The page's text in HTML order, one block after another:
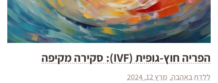
הפריה חוץ-גופית (IVF): סקירה מקיפה
ללדת באהבה מרץ 12, 2024